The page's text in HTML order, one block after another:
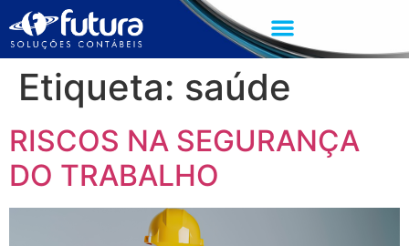
Etiqueta: saúde
RISCOS NA SEGURANÇA
DO TRABALHO